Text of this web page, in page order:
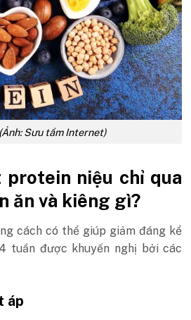
Sưu tầm Internet)
niệu chỉ qua
ăn và kiêng gì?
cách có thể giúp giảm đáng kể
tuần được khuyến nghị bởi các
áp